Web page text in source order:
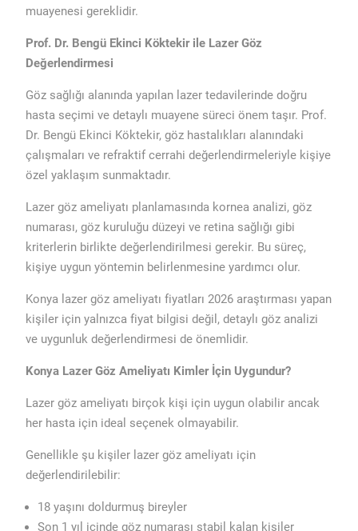
muayenesi gereklidir.
Prof. Dr. Bengü Ekinci Köktekir ile Lazer Göz
Değerlendirmesi
Göz sağlığı alanında yapılan lazer tedavilerinde doğru
hasta seçimi ve detaylı muayene süreci önem taşır. Prof.
Dr. Bengü Ekinci Köktekir, göz hastalıkları alanındaki
çalışmaları ve refraktif cerrahi değerlendirmeleriyle kişiye
özel yaklaşım sunmaktadır.
Lazer göz ameliyatı planlamasında kornea analizi, göz
numarası, göz kuruluğu düzeyi ve retina sağlığı gibi
kriterlerin birlikte değerlendirilmesi gerekir. Bu süreç,
kişiye uygun yöntemin belirlenmesine yardımcı olur.
Konya lazer göz ameliyatı fiyatları 2026 araştırması yapan
kişiler için yalnızca fiyat bilgisi değil, detaylı göz analizi
ve uygunluk değerlendirmesi de önemlidir.
Konya Lazer Göz Ameliyatı Kimler İçin Uygundur?
Lazer göz ameliyatı birçok kişi için uygun olabilir ancak
her hasta için ideal seçenek olmayabilir.
Genellikle şu kişiler lazer göz ameliyatı için
değerlendirilebilir:
18 yaşını doldurmuş bireyler
Son 1 yıl içinde göz numarası stabil kalan kişiler